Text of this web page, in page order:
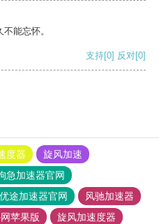
能忘怀。
支持[0] 反对[0]
度器
旋风加速
急加速器官网
优途加速器官网
风驰加速器
苹果版
旋风加速度器